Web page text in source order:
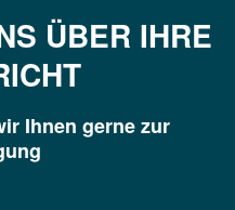
ÜBER IHRE
Ihnen gerne zur